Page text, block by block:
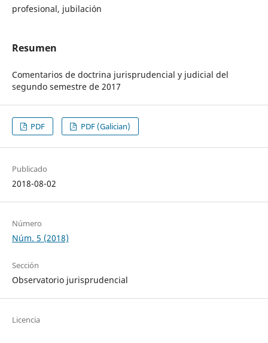
profesional, jubilación
Resumen
Comentarios de doctrina jurisprudencial y judicial del
segundo semestre de 2017
PDF PDF (Galician)
Publicado
2018-08-02
Número
Núm. 5 (2018)
Sección
Observatorio jurisprudencial
Licencia